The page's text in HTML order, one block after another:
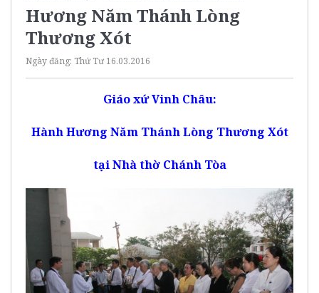
Hương Năm Thánh Lòng
Thương Xót
Ngày đăng: Thứ Tư 16.03.2016
Giáo xứ Vinh Châu:
Hành Hương Năm Thánh Lòng Thương Xót
tại Nhà thờ Chánh Tòa